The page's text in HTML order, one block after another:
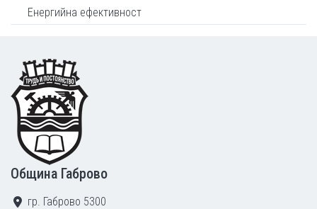
Енергийна ефективност
Footer
Община Габрово
гр. Габрово 5300